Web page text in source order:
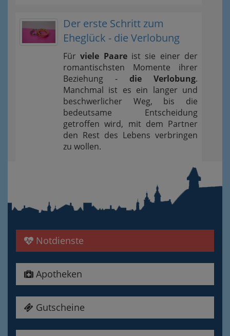
Der erste Schritt zum
Eheglück - die Verlobung
Fürviele Paareist sie einer der
romantischsten Momente ihrer
Beziehung - die Verlobung.
Manchmal ist es ein langer und
beschwerlicher Weg, bis die
bedeutsame Entscheidung
getroffen wird, mit dem Partner
den Rest des Lebens verbringen
zu wollen.
Notdienste
Apotheken
Gutscheine